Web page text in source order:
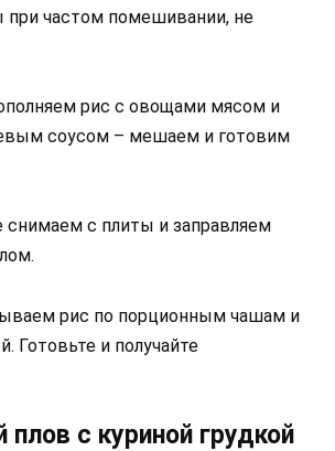
частом помешивании, не
рис с овощами мясом и
соусом – мешаем и готовим
снимаем с плиты и заправляем
рис по порционным чашам и
Готовьте и получайте
плов с куриной грудкой